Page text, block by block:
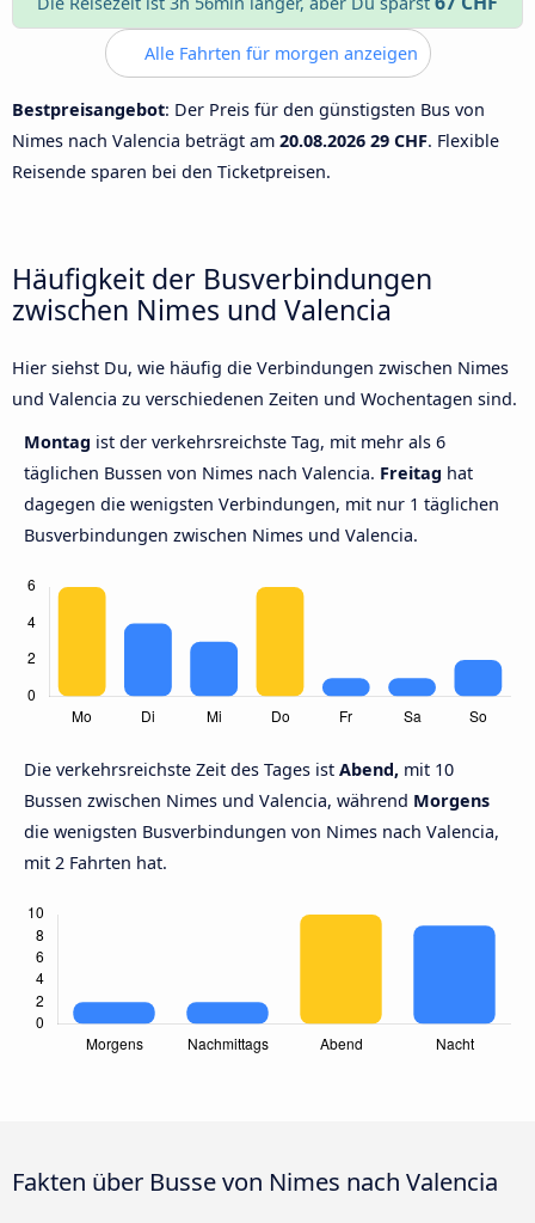
Alle Fahrten für morgen anzeigen
Bestpreisangebot: Der Preis für den günstigsten Bus von
Nimes nach Valencia beträgt am 20.08.2026 29 CHF. Flexible
Reisende sparen bei den Ticketpreisen.
Häufigkeit der Busverbindungen
zwischen Nimes und Valencia
Hier siehst Du, wie häufig die Verbindungen zwischen Nimes
und Valencia zu verschiedenen Zeiten und Wochentagen sind.
Montag ist der verkehrsreichste Tag, mit mehr als 6
täglichen Bussen von Nimes nach Valencia. Freitag hat
dagegen die wenigsten Verbindungen, mit nur 1 täglichen
Busverbindungen zwischen Nimes und Valencia.
Die verkehrsreichste Zeit des Tages ist Abend, mit 10
Bussen zwischen Nimes und Valencia, während Morgens
die wenigsten Busverbindungen von Nimes nach Valencia,
mit 2 Fahrten hat.
Fakten über Busse von Nimes nach Valencia